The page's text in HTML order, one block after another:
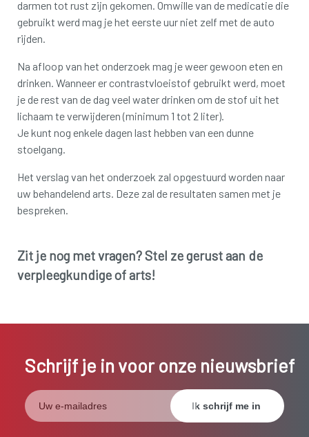
darmen tot rust zijn gekomen. Omwille van de medicatie die
gebruikt werd mag je het eerste uur niet zelf met de auto
rijden.
Na afloop van het onderzoek mag je weer gewoon eten en
drinken. Wanneer er contrastvloeistof gebruikt werd, moet
je de rest van de dag veel water drinken om de stof uit het
lichaam te verwijderen (minimum 1 tot 2 liter).
Je kunt nog enkele dagen last hebben van een dunne
stoelgang.
Het verslag van het onderzoek zal opgestuurd worden naar
uw behandelend arts. Deze zal de resultaten samen met je
bespreken.
Zit je nog met vragen? Stel ze gerust aan de
verpleegkundige of arts!
Schrijf je in voor onze nieuwsbrief